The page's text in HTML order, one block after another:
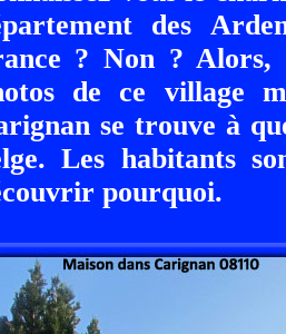
des
? Non ?
de ce village
se trouve à
Les habitants
pourquoi.